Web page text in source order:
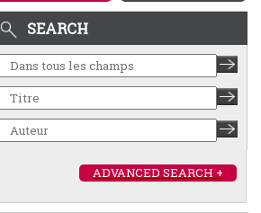
SEARCH
ADVANCED SEARCH +